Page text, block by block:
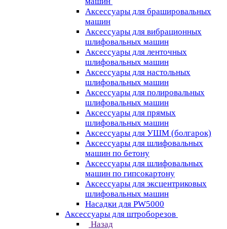
Аксессуары для брашировальных
машин
Аксессуары для вибрационных
шлифовальных машин
Аксессуары для ленточных
шлифовальных машин
Аксессуары для настольных
шлифовальных машин
Аксессуары для полировальных
шлифовальных машин
Аксессуары для прямых
шлифовальных машин
Аксессуары для УШМ (болгарок)
Аксессуары для шлифовальных
машин по бетону
Аксессуары для шлифовальных
машин по гипсокартону
Аксессуары для эксцентриковых
шлифовальных машин
Насадки для PW5000
Аксессуары для штроборезов
Назад